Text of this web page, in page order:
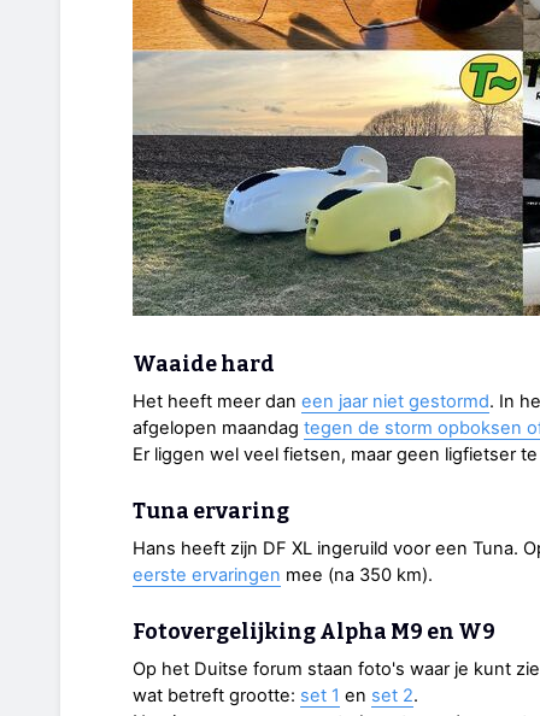
Waaide hard
Het heeft meer dan een jaar niet gestormd. In
afgelopen maandag tegen de storm opboksen
Er liggen wel veel fietsen, maar geen ligfietser
Tuna ervaring
Hans heeft zijn DF XL ingeruild voor een Tuna.
eerste ervaringen mee (na 350 km).
Fotovergelijking Alpha M9 en W9
Op het Duitse forum staan foto's waar je kunt
wat betreft grootte: set 1 en set 2.